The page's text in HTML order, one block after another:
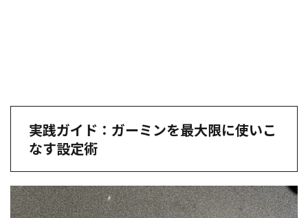
実践ガイド：ガーミンを最大限に使いこ
なす設定術